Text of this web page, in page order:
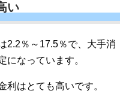
い
2.2％～17.5％で、大手消
になっています。
利はとても高いです。